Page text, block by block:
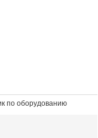
по оборудованию